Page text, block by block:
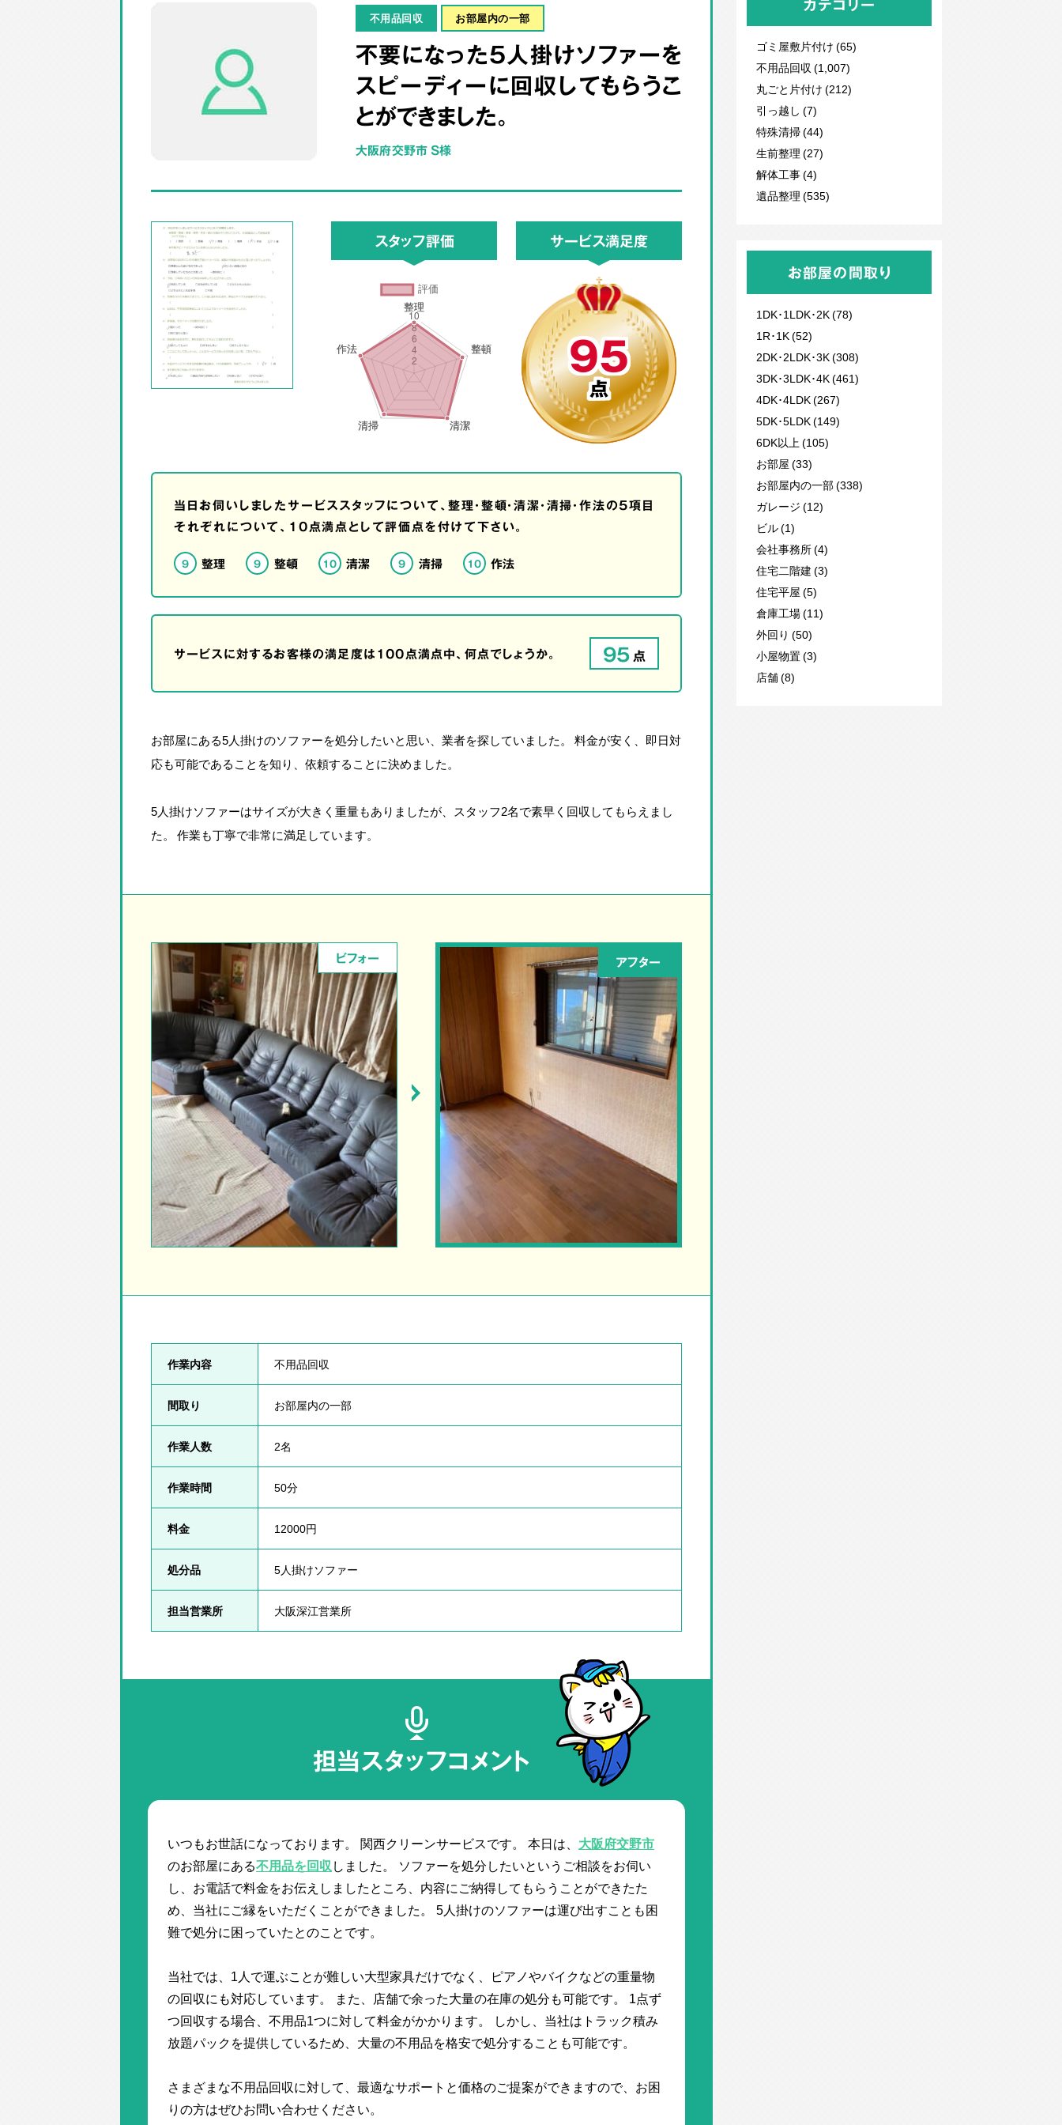
不用品回収 お部屋内の一部
不要になった5人掛けソファーを
スピーディーに回収してもらうこ
とができました。
大阪府交野市 S様
スタッフ評価 サービス満足度
95
点
当日お伺いしましたサービススタッフについて、整理・整頓・清潔・清掃・作法の5項目
それぞれについて、10点満点として評価点を付けて下さい。
9 整理 9 整頓 10 清潔 9 清掃 10 作法
サービスに対するお客様の満足度は100点満点中、何点でしょうか。 95点
お部屋にある5人掛けのソファーを処分したいと思い、業者を探していました。 料金が安く、即日対
応も可能であることを知り、依頼することに決めました。
5人掛けソファーはサイズが大きく重量もありましたが、スタッフ2名で素早く回収してもらえまし
た。 作業も丁寧で非常に満足しています。
ビフォー アフター
作業内容 不用品回収
間取り お部屋内の一部
作業人数 2名
作業時間 50分
料金 12000円
処分品 5人掛けソファー
担当営業所 大阪深江営業所
担当スタッフコメント
いつもお世話になっております。 関西クリーンサービスです。 本日は、 大阪府交野市
のお部屋にある不用品を回収しました。 ソファーを処分したいというご相談をお伺い
し、お電話で料金をお伝えしましたところ、内容にご納得してもらうことができたた
め、当社にご縁をいただくことができました。 5人掛けのソファーは運び出すことも困
難で処分に困っていたとのことです。
当社では、1人で運ぶことが難しい大型家具だけでなく、ピアノやバイクなどの重量物
の回収にも対応しています。 また、店舗で余った大量の在庫の処分も可能です。 1点ず
つ回収する場合、不用品1つに対して料金がかかります。 しかし、当社はトラック積み
放題パックを提供しているため、大量の不用品を格安で処分することも可能です。
さまざまな不用品回収に対して、最適なサポートと価格のご提案ができますので、お困
りの方はぜひお問い合わせください。
カテゴリー
ゴミ屋敷片付け (65)
不用品回収 (1,007)
丸ごと片付け (212)
引っ越し (7)
特殊清掃 (44)
生前整理 (27)
解体工事 (4)
遺品整理 (535)
お部屋の間取り
1DK･1LDK･2K (78)
1R･1K (52)
2DK･2LDK･3K (308)
3DK･3LDK･4K (461)
4DK･4LDK (267)
5DK･5LDK (149)
6DK以上 (105)
お部屋 (33)
お部屋内の一部 (338)
ガレージ (12)
ビル (1)
会社事務所 (4)
住宅二階建 (3)
住宅平屋 (5)
倉庫工場 (11)
外回り (50)
小屋物置 (3)
店舗 (8)